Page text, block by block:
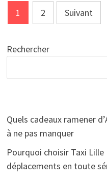
Pagination
des
publications
1 2 Suivant
Rechercher
Quels cadeaux ramener
à ne pas manquer
Pourquoi choisir Taxi
déplacements en toute